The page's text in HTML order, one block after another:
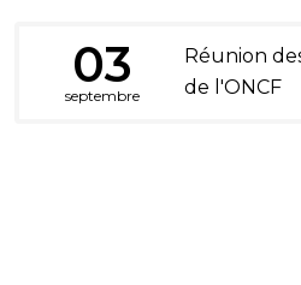
03
septembre
Réunion
de l'ONCF